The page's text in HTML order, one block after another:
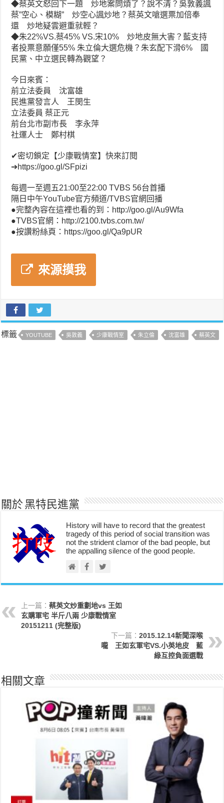
◆蔡英文怒回下一題 炒地案問煩了？說不清？吳敦義諷
蔡”空心、模糊” 炒空心諷炒地？蔡英文嗆選票加倍奉
還 炒地疑雲避重就輕？
◆朱22%VS.蔡45% VS.宋10% 炒地皮無大害？藍支持
者投票意願僅55% 朱立倫大選危機？朱玄配下滑6% 國
民黨、中立選民轉為觀望？
今日來賓：
前立法委員 沈富雄
民進黨發言人 王閔生
立法委員 蔡正元
前台北市副市長 李永萍
社運人士 鄭村棋
✔密切鎖定【少康戰情室】快來訂閱
➔https://goo.gl/SFpizi
每週一至週五21:00至22:00 TVBS 56台首播
隔日中午YouTube官方頻道/TVBS官網回播
●完整內容在這裡也看的到：http://goo.gl/Au9Wfa
●TVBS官網：http://2100.tvbs.com.tw/
●按讚粉絲頁：https://goo.gl/Qa9pUR
來源摸我
標籤 YOUTUBE 吳敦義 少康戰情室 朱立倫 沈富雄 蔡英文
關於 黑特民進黨
History will have to record that the greatest
tragedy of this period of social transition was
not the strident clamor of the bad people, but
the appalling silence of the good people.
上一篇：蔡英文炒重劃地vs 王如
玄購軍宅 半斤八兩 少康戰情室
20151211 (完整版)
下一篇： 2015.12.14新聞深喉
嚨 王如玄軍宅VS.小英地皮 藍
綠互控負面選戰
相關文章